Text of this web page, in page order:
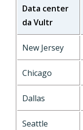
Data center
da Vultr
New Jersey
Chicago
Dallas
Seattle